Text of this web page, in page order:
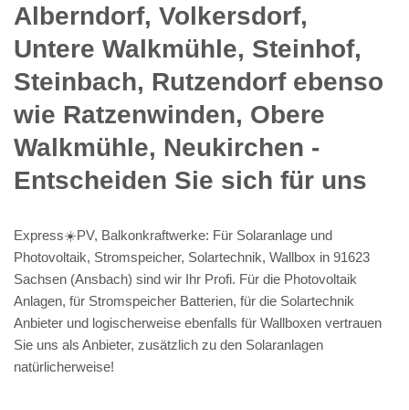
Alberndorf, Volkersdorf,
Untere Walkmühle, Steinhof,
Steinbach, Rutzendorf ebenso
wie Ratzenwinden, Obere
Walkmühle, Neukirchen -
Entscheiden Sie sich für uns
Express☀️PV, Balkonkraftwerke: Für Solaranlage und
Photovoltaik, Stromspeicher, Solartechnik, Wallbox in 91623
Sachsen (Ansbach) sind wir Ihr Profi. Für die Photovoltaik
Anlagen, für Stromspeicher Batterien, für die Solartechnik
Anbieter und logischerweise ebenfalls für Wallboxen vertrauen
Sie uns als Anbieter, zusätzlich zu den Solaranlagen
natürlicherweise!